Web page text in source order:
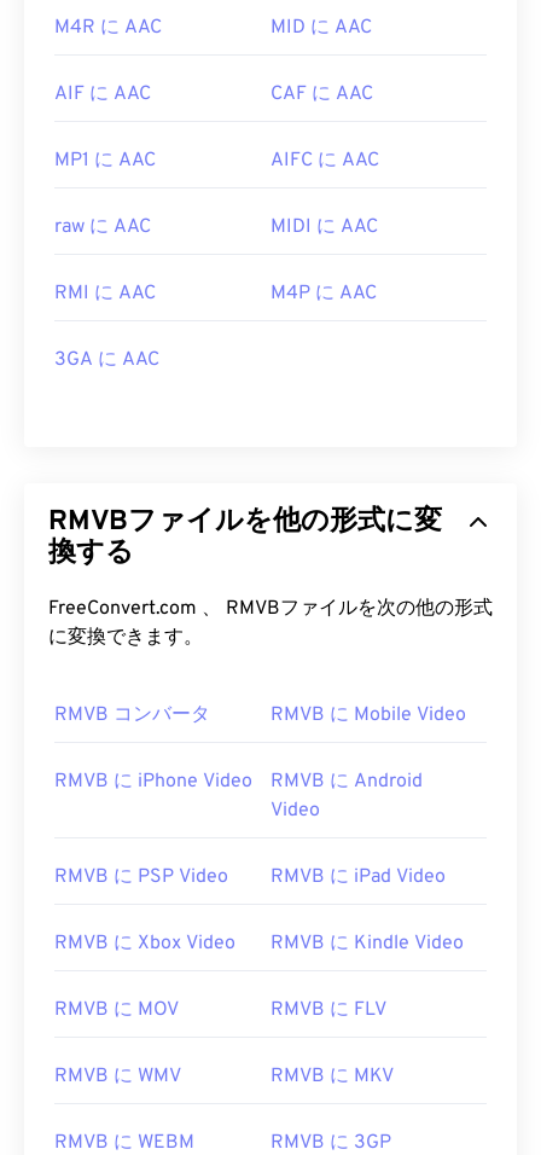
M4R に AAC MID に AAC
AIF に AAC CAF に AAC
MP1 に AAC AIFC に AAC
raw に AAC MIDI に AAC
RMI に AAC M4P に AAC
3GA に AAC
RMVBファイルを他の形式に変
換する
FreeConvert.com 、 RMVBファイルを次の他の形式
に変換できます。
RMVB コンバータ RMVB に Mobile Video
RMVB に iPhone Video
RMVB に Android
Video
RMVB に PSP Video RMVB に iPad Video
RMVB に Xbox Video RMVB に Kindle Video
RMVB に MOV RMVB に FLV
RMVB に WMV RMVB に MKV
RMVB に WEBM RMVB に 3GP